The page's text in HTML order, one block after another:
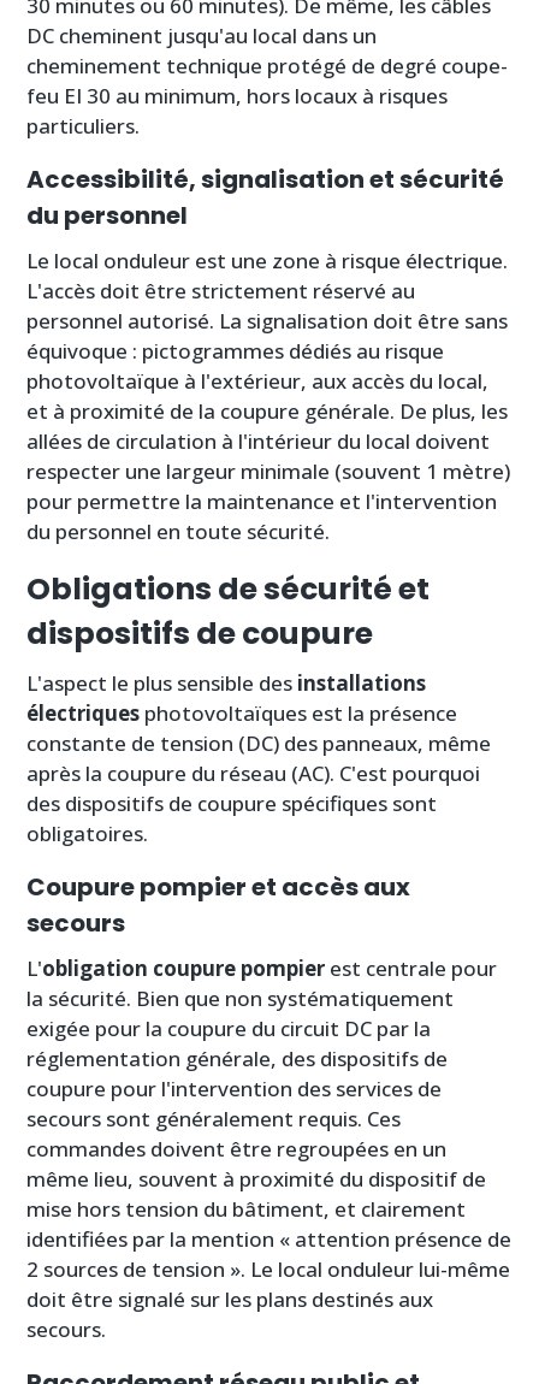
30 minutes ou 60 minutes). De même, les câbles
DC cheminent jusqu'au local dans un
cheminement technique protégé de degré coupe-
feu EI 30 au minimum, hors locaux à risques
particuliers.
Accessibilité, signalisation et sécurité
du personnel
Le local onduleur est une zone à risque électrique.
L'accès doit être strictement réservé au
personnel autorisé. La signalisation doit être sans
équivoque : pictogrammes dédiés au risque
photovoltaïque à l'extérieur, aux accès du local,
et à proximité de la coupure générale. De plus, les
allées de circulation à l'intérieur du local doivent
respecter une largeur minimale (souvent 1 mètre)
pour permettre la maintenance et l'intervention
du personnel en toute sécurité.
Obligations de sécurité et
dispositifs de coupure
L'aspect le plus sensible des installations
électriques photovoltaïques est la présence
constante de tension (DC) des panneaux, même
après la coupure du réseau (AC). C'est pourquoi
des dispositifs de coupure spécifiques sont
obligatoires.
Coupure pompier et accès aux
secours
L'obligation coupure pompier est centrale pour
la sécurité. Bien que non systématiquement
exigée pour la coupure du circuit DC par la
réglementation générale, des dispositifs de
coupure pour l'intervention des services de
secours sont généralement requis. Ces
commandes doivent être regroupées en un
même lieu, souvent à proximité du dispositif de
mise hors tension du bâtiment, et clairement
identifiées par la mention « attention présence de
2 sources de tension ». Le local onduleur lui-même
doit être signalé sur les plans destinés aux
secours.